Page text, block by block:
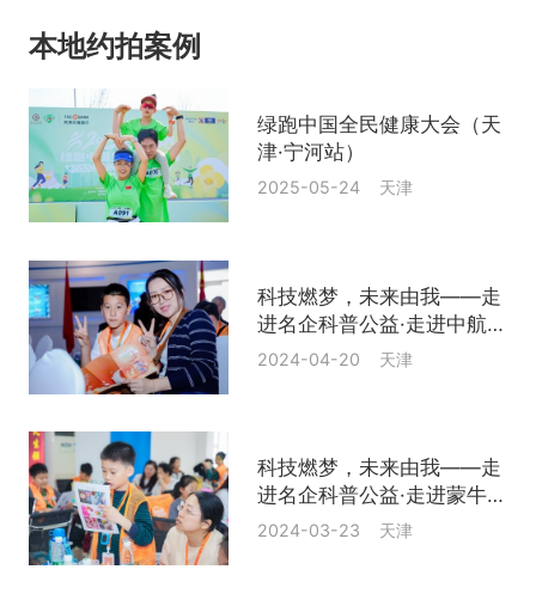
本地约拍案例
绿跑中国全民健康大会（天
津·宁河站）
2025-05-24 天津
科技燃梦，未来由我——走
进名企科普公益·走进中航直
升机
2024-04-20 天津
科技燃梦，未来由我——走
进名企科普公益·走进蒙牛乳
业
2024-03-23 天津